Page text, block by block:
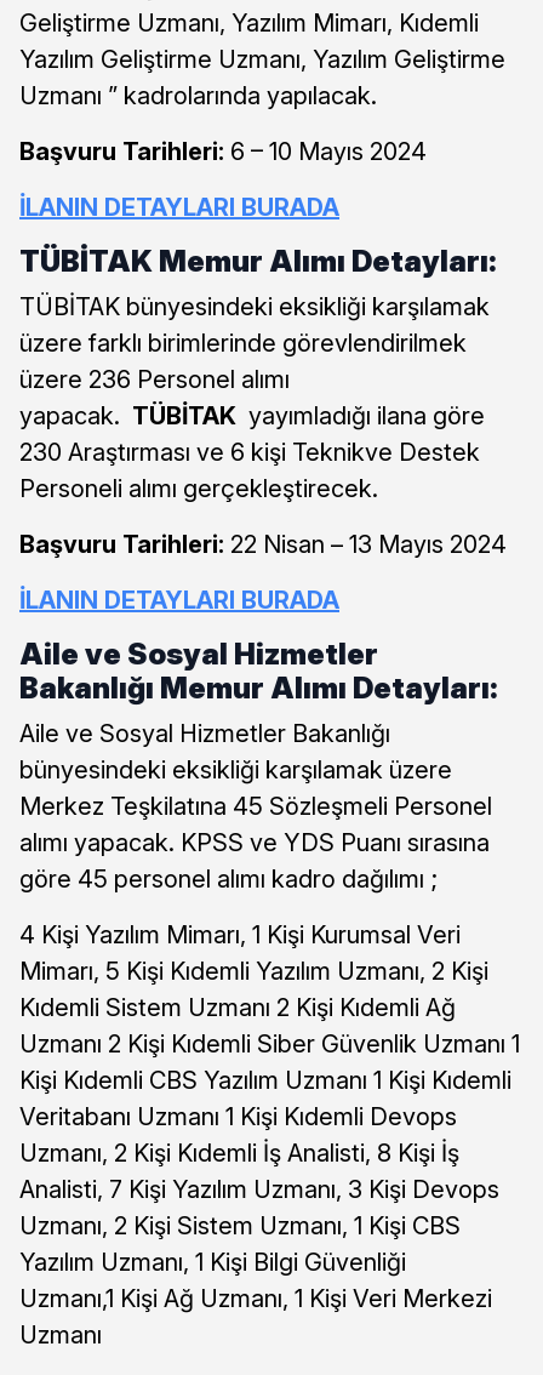
Geliştirme Uzmanı, Yazılım Mimarı, Kıdemli
Yazılım Geliştirme Uzmanı, Yazılım Geliştirme
Uzmanı ” kadrolarında yapılacak.
Başvuru Tarihleri: 6 – 10 Mayıs 2024
İLANIN DETAYLARI BURADA
TÜBİTAK Memur Alımı Detayları:
TÜBİTAK bünyesindeki eksikliği karşılamak
üzere farklı birimlerinde görevlendirilmek
üzere 236 Personel alımı
yapacak. TÜBİTAK yayımladığı ilana göre
230 Araştırması ve 6 kişi Teknikve Destek
Personeli alımı gerçekleştirecek.
Başvuru Tarihleri: 22 Nisan – 13 Mayıs 2024
İLANIN DETAYLARI BURADA
Aile ve Sosyal Hizmetler
Bakanlığı Memur Alımı Detayları:
Aile ve Sosyal Hizmetler Bakanlığı
bünyesindeki eksikliği karşılamak üzere
Merkez Teşkilatına 45 Sözleşmeli Personel
alımı yapacak. KPSS ve YDS Puanı sırasına
göre 45 personel alımı kadro dağılımı ;
4 Kişi Yazılım Mimarı, 1 Kişi Kurumsal Veri
Mimarı, 5 Kişi Kıdemli Yazılım Uzmanı, 2 Kişi
Kıdemli Sistem Uzmanı 2 Kişi Kıdemli Ağ
Uzmanı 2 Kişi Kıdemli Siber Güvenlik Uzmanı 1
Kişi Kıdemli CBS Yazılım Uzmanı 1 Kişi Kıdemli
Veritabanı Uzmanı 1 Kişi Kıdemli Devops
Uzmanı, 2 Kişi Kıdemli İş Analisti, 8 Kişi İş
Analisti, 7 Kişi Yazılım Uzmanı, 3 Kişi Devops
Uzmanı, 2 Kişi Sistem Uzmanı, 1 Kişi CBS
Yazılım Uzmanı, 1 Kişi Bilgi Güvenliği
Uzmanı,1 Kişi Ağ Uzmanı, 1 Kişi Veri Merkezi
Uzmanı